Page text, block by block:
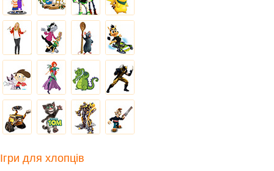
Ігри для хлопців